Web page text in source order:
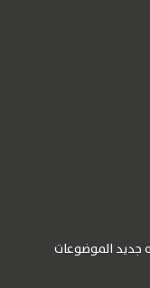
جديد الموضوعات